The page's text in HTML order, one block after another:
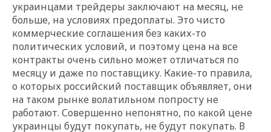
украинцами трейдеры заключают на месяц, не
больше, на условиях предоплаты. Это чисто
коммерческие соглашения без каких-то
политических условий, и поэтому цена на все
контракты очень сильно может отличаться по
месяцу и даже по поставщику. Какие-то правила,
о которых российский поставщик объявляет, они
на таком рынке волатильном попросту не
работают. Совершенно непонятно, по какой цене
украинцы будут покупать, не будут покупать. В